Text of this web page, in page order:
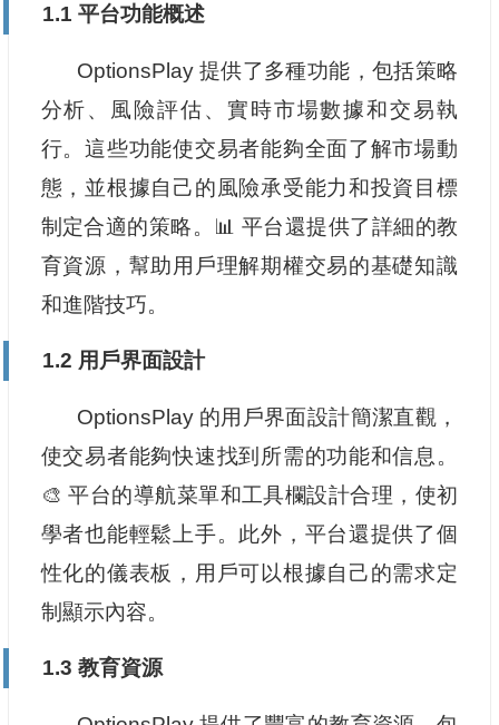
1.1 平台功能概述
OptionsPlay 提供了多種功能，包括策略
分析、風險評估、實時市場數據和交易執
行。這些功能使交易者能夠全面了解市場動
態，並根據自己的風險承受能力和投資目標
制定合適的策略。📊 平台還提供了詳細的教
育資源，幫助用戶理解期權交易的基礎知識
和進階技巧。
1.2 用戶界面設計
OptionsPlay 的用戶界面設計簡潔直觀，
使交易者能夠快速找到所需的功能和信息。
🎨 平台的導航菜單和工具欄設計合理，使初
學者也能輕鬆上手。此外，平台還提供了個
性化的儀表板，用戶可以根據自己的需求定
制顯示內容。
1.3 教育資源